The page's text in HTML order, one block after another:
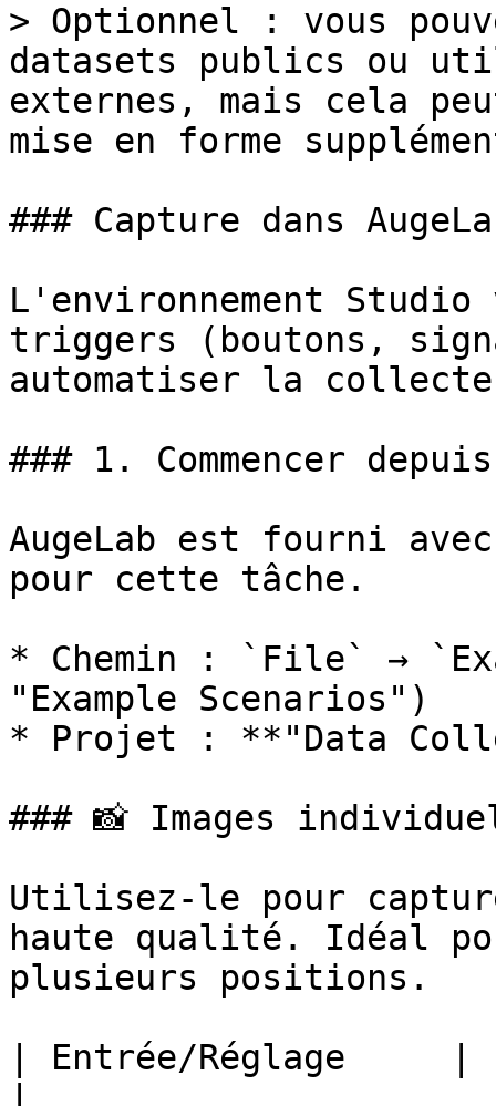
> Optionnel : vous
datasets publics ou
externes, mais cela
mise en forme
### Capture dans
L'environnement
triggers (boutons,
automatiser la
### 1. Commencer
AugeLab est fourni
pour cette tâche.
* Chemin : `File` →
"Example Scenarios")
* Projet : **"Data
### 📸 Images
Utilisez-le pour
haute qualité. Idéal
plusieurs positions.
| Entrée/Réglage     |